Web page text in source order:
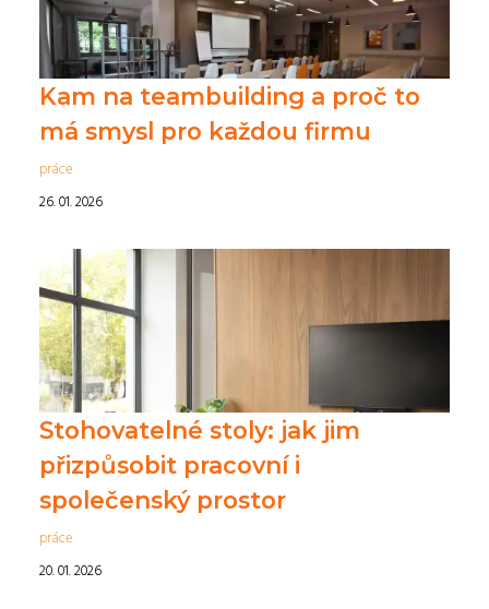
Kam na teambuilding a proč to
má smysl pro každou firmu
práce
26. 01. 2026
Stohovatelné stoly: jak jim
přizpůsobit pracovní i
společenský prostor
práce
20. 01. 2026